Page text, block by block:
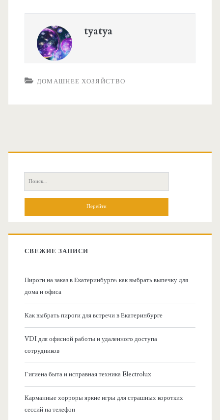
tyatya
ДОМАШНЕЕ ХОЗЯЙСТВО
О
П
о
:
СВЕЖИЕ ЗАПИСИ
Пироги на заказ в Екатеринбурге: как выбрать выпечку для
дома и офиса
Как выбрать пироги для встречи в Екатеринбурге
VDI для офисной работы и удаленного доступа
сотрудников
Гигиена быта и исправная техника Electrolux
Карманные хорроры яркие игры для страшных коротких
сессий на телефон